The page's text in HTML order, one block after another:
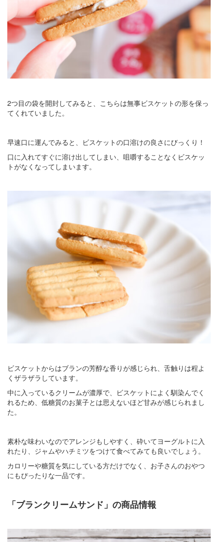
2つ目の袋を開封してみると、こちらは無事ビスケットの形を保っ
てくれていました。
早速口に運んでみると、ビスケットの口溶けの良さにびっくり！
口に入れてすぐに溶け出してしまい、咀嚼することなくビスケッ
トがなくなってしまいます。
ビスケットからはブランの芳醇な香りが感じられ、舌触りは程よ
くザラザラしています。
中に入っているクリームが濃厚で、ビスケットによく馴染んでく
れるため、低糖質のお菓子とは思えないほど甘みが感じられまし
た。
素朴な味わいなのでアレンジもしやすく、砕いてヨーグルトに入
れたり、ジャムやハチミツをつけて食べてみても良いでしょう。
カロリーや糖質を気にしている方だけでなく、お子さんのおやつ
にもぴったりな一品です。
「ブランクリームサンド」の商品情報